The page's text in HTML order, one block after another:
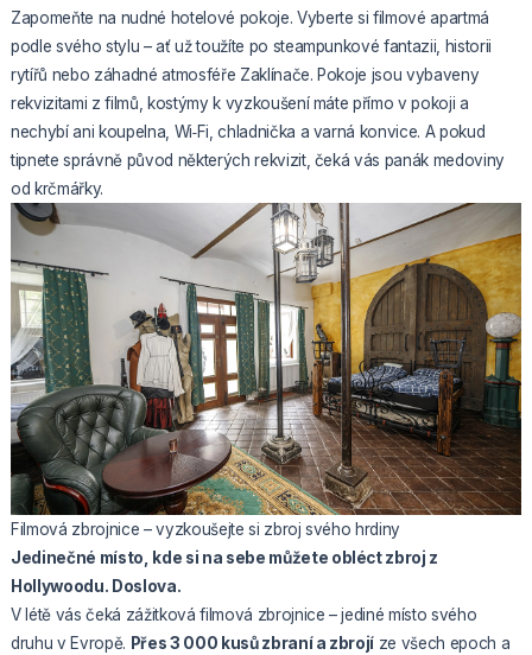
Zapomeňte na nudné hotelové pokoje. Vyberte si filmové apartmá
podle svého stylu – ať už toužíte po steampunkové fantazii, historii
rytířů nebo záhadné atmosféře Zaklínače. Pokoje jsou vybaveny
rekvizitami z filmů, kostýmy k vyzkoušení máte přímo v pokoji a
nechybí ani koupelna, Wi‑Fi, chladnička a varná konvice. A pokud
tipnete správně původ některých rekvizit, čeká vás panák medoviny
od krčmářky.
Filmová zbrojnice – vyzkoušejte si zbroj svého hrdiny
Jedinečné místo, kde si na sebe můžete obléct zbroj z
Hollywoodu. Doslova.
V létě vás čeká zážitková filmová zbrojnice – jediné místo svého
druhu v Evropě. Přes 3 000 kusů zbraní a zbrojí ze všech epoch a